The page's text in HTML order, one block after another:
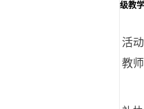
级教
活
教